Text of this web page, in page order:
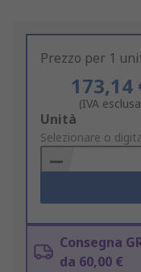
Prezzo per 1
173,14
(IVA
Add
to
Basket
Unità
Selezionare o
Consegna
da 60,00 €